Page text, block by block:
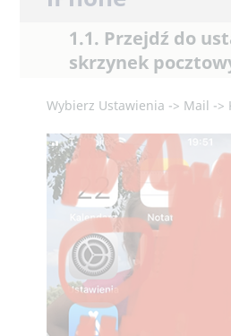
1.1. Przejdź do
skrzynek
Wybierz Ustawienia -> Mail ->